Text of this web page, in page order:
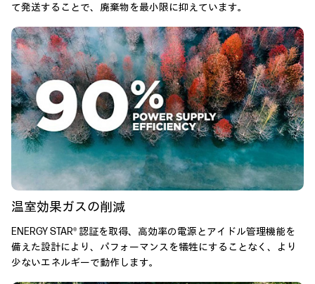
て発送することで、廃棄物を最小限に抑えています。
温室効果ガスの削減
ENERGY STAR® 認証を取得、高効率の電源とアイドル管理機能を
備えた設計により、パフォーマンスを犠牲にすることなく、より
少ないエネルギーで動作します。